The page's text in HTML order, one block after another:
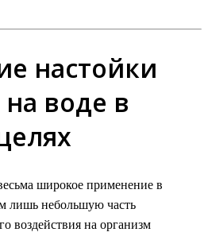
настойки
воде в
широкое применение в
лишь небольшую часть
воздействия на организм